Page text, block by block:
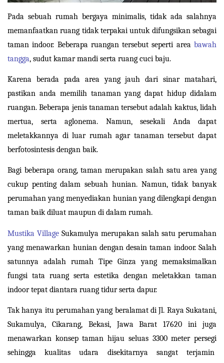
Pada sebuah rumah bergaya minimalis, tidak ada salahnya
memanfaatkan ruang tidak terpakai untuk difungsikan sebagai
taman indoor. Beberapa ruangan tersebut seperti area bawah
tangga, sudut kamar mandi serta ruang cuci baju.
Karena berada pada area yang jauh dari sinar matahari,
pastikan anda memilih tanaman yang dapat hidup didalam
ruangan. Beberapa jenis tanaman tersebut adalah kaktus, lidah
mertua, serta aglonema. Namun, sesekali Anda dapat
meletakkannya di luar rumah agar tanaman tersebut dapat
berfotosintesis dengan baik.
Bagi beberapa orang, taman merupakan salah satu area yang
cukup penting dalam sebuah hunian. Namun, tidak banyak
perumahan yang menyediakan hunian yang dilengkapi dengan
taman baik diluat maupun di dalam rumah.
Mustika Village Sukamulya merupakan salah satu perumahan
yang menawarkan hunian dengan desain taman indoor. Salah
satunnya adalah rumah Tipe Ginza yang memaksimalkan
fungsi tata ruang serta estetika dengan meletakkan taman
indoor tepat diantara ruang tidur serta dapur.
Tak hanya itu perumahan yang beralamat di Jl. Raya Sukatani,
Sukamulya, Cikarang, Bekasi, Jawa Barat 17620 ini juga
menawarkan konsep taman hijau seluas 3300 meter persegi
sehingga kualitas udara disekitarnya sangat terjamin